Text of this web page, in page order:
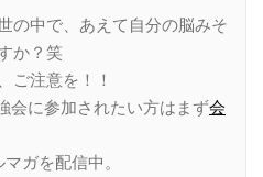
の中で、あえて自分の脳みそ
か？笑
ご注意を！！
会に参加されたい方はまず会
ガを配信中。